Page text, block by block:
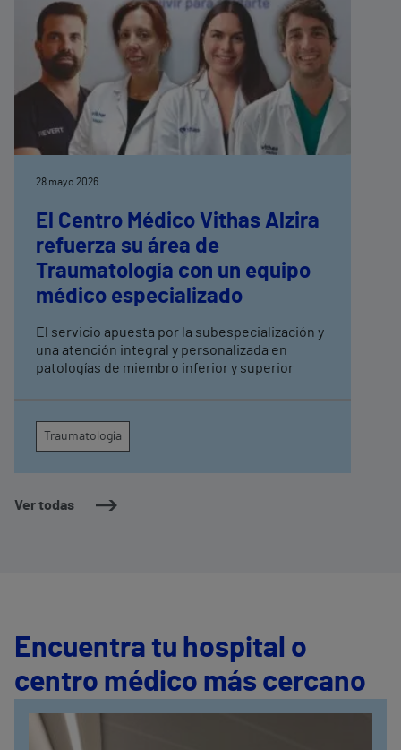
Ver todas
28 mayo 2026
El Centro Médico Vithas Alzira
refuerza su área de
Traumatología con un equipo
médico especializado
El servicio apuesta por la subespecialización y
una atención integral y personalizada en
patologías de miembro inferior y superior
Traumatología
Encuentra tu hospital o
centro médico más cercano